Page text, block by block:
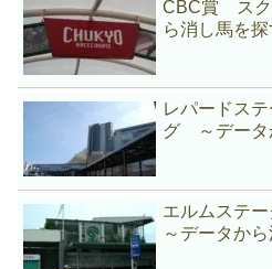
CBC賞 ス
ら消し馬を探
レパードス
グ ～データ
エルムステ
～データか